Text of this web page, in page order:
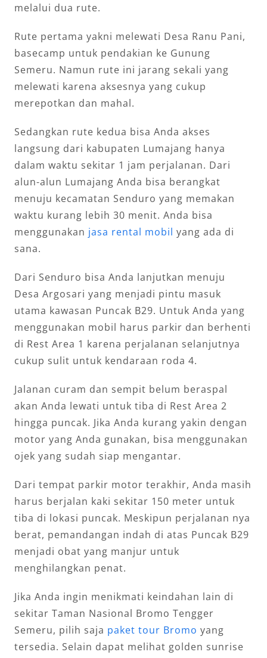
melalui dua rute.
Rute pertama yakni melewati Desa Ranu Pani,
basecamp untuk pendakian ke Gunung
Semeru. Namun rute ini jarang sekali yang
melewati karena aksesnya yang cukup
merepotkan dan mahal.
Sedangkan rute kedua bisa Anda akses
langsung dari kabupaten Lumajang hanya
dalam waktu sekitar 1 jam perjalanan. Dari
alun-alun Lumajang Anda bisa berangkat
menuju kecamatan Senduro yang memakan
waktu kurang lebih 30 menit. Anda bisa
menggunakan jasa rental mobil yang ada di
sana.
Dari Senduro bisa Anda lanjutkan menuju
Desa Argosari yang menjadi pintu masuk
utama kawasan Puncak B29. Untuk Anda yang
menggunakan mobil harus parkir dan berhenti
di Rest Area 1 karena perjalanan selanjutnya
cukup sulit untuk kendaraan roda 4.
Jalanan curam dan sempit belum beraspal
akan Anda lewati untuk tiba di Rest Area 2
hingga puncak. Jika Anda kurang yakin dengan
motor yang Anda gunakan, bisa menggunakan
ojek yang sudah siap mengantar.
Dari tempat parkir motor terakhir, Anda masih
harus berjalan kaki sekitar 150 meter untuk
tiba di lokasi puncak. Meskipun perjalanan nya
berat, pemandangan indah di atas Puncak B29
menjadi obat yang manjur untuk
menghilangkan penat.
Jika Anda ingin menikmati keindahan lain di
sekitar Taman Nasional Bromo Tengger
Semeru, pilih saja paket tour Bromo yang
tersedia. Selain dapat melihat golden sunrise